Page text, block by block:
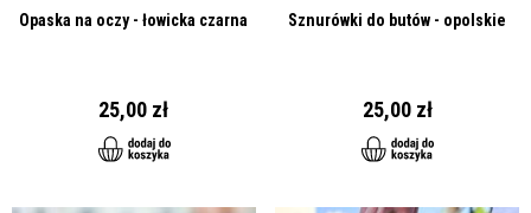
Opaska na oczy - łowicka czarna
25,00 zł
Sznurówki do butów - opolskie
25,00 zł